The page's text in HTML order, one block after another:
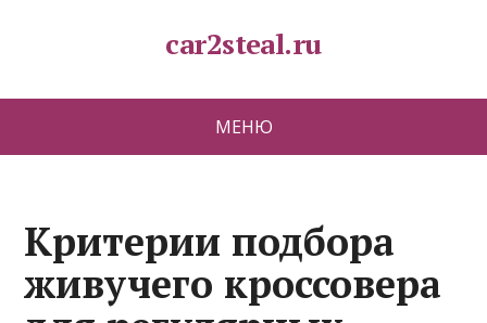
car2steal.ru
МЕНЮ
Критерии подбора
живучего кроссовера